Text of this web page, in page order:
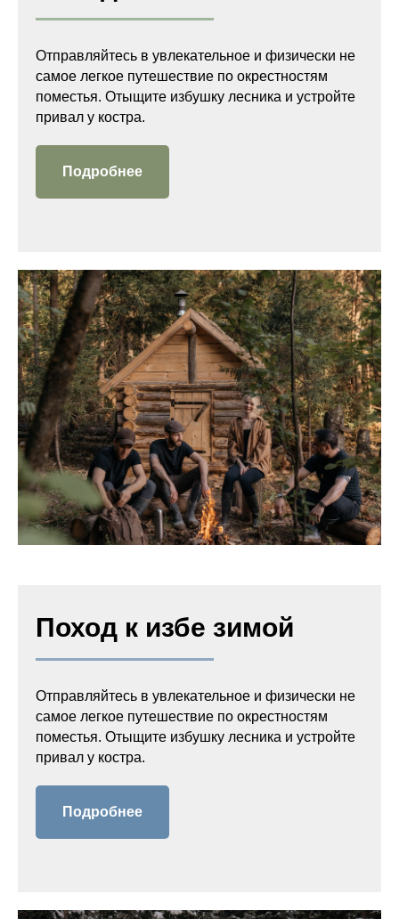
Отправляйтесь в увлекательное и физически не
самое легкое путешествие по окрестностям
поместья. Отыщите избушку лесника и устройте
привал у костра.
Подробнее
Поход к избе зимой
Отправляйтесь в увлекательное и физически не
самое легкое путешествие по окрестностям
поместья. Отыщите избушку лесника и устройте
привал у костра.
Подробнее